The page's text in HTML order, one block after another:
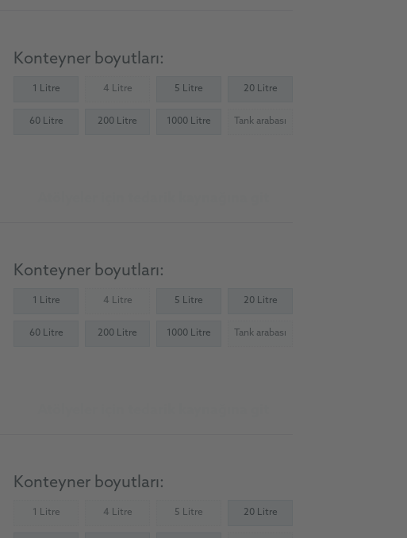
Konteyner boyutları:
1 Litre 4 Litre(Not available)5 Litre 20 Litre
60 Litre 200 Litre 1000 Litre Tank arabası
(Not available)
Konteyner boyutları:
1 Litre 4 Litre(Not available)5 Litre 20 Litre
60 Litre 200 Litre 1000 Litre Tank arabası
(Not available)
Konteyner boyutları:
1 Litre(Not available)4 Litre(Not available)5 Litre(Not available)20 Litre